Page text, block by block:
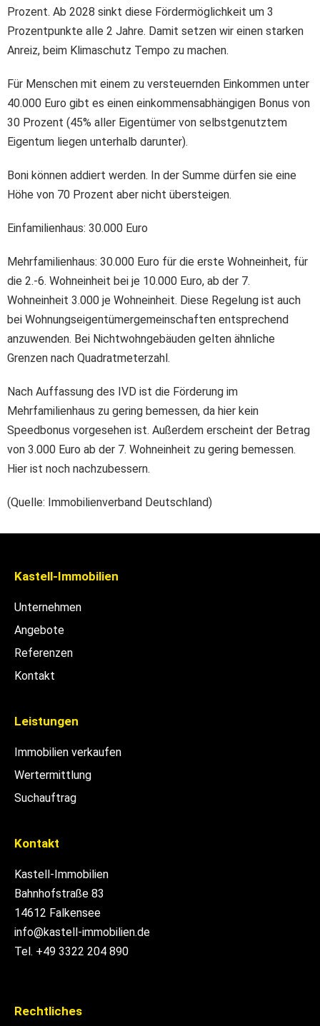
Prozent. Ab 2028 sinkt diese Fördermöglichkeit um 3
Prozentpunkte alle 2 Jahre. Damit setzen wir einen starken
Anreiz, beim Klimaschutz Tempo zu machen.
Für Menschen mit einem zu versteuernden Einkommen unter
40.000 Euro gibt es einen einkommensabhängigen Bonus von
30 Prozent (45% aller Eigentümer von selbstgenutztem
Eigentum liegen unterhalb darunter).
Boni können addiert werden. In der Summe dürfen sie eine
Höhe von 70 Prozent aber nicht übersteigen.
Einfamilienhaus: 30.000 Euro
Mehrfamilienhaus: 30.000 Euro für die erste Wohneinheit, für
die 2.-6. Wohneinheit bei je 10.000 Euro, ab der 7.
Wohneinheit 3.000 je Wohneinheit. Diese Regelung ist auch
bei Wohnungseigentümergemeinschaften entsprechend
anzuwenden. Bei Nichtwohngebäuden gelten ähnliche
Grenzen nach Quadratmeterzahl.
Nach Auffassung des IVD ist die Förderung im
Mehrfamilienhaus zu gering bemessen, da hier kein
Speedbonus vorgesehen ist. Außerdem erscheint der Betrag
von 3.000 Euro ab der 7. Wohneinheit zu gering bemessen.
Hier ist noch nachzubessern.
(Quelle: Immobilienverband Deutschland)
Kastell-Immobilien
Unternehmen
Angebote
Referenzen
Kontakt
Leistungen
Immobilien verkaufen
Wertermittlung
Suchauftrag
Kontakt
Kastell-Immobilien
Bahnhofstraße 83
14612 Falkensee
info@kastell-immobilien.de
Tel. +49 3322 204 890
Rechtliches